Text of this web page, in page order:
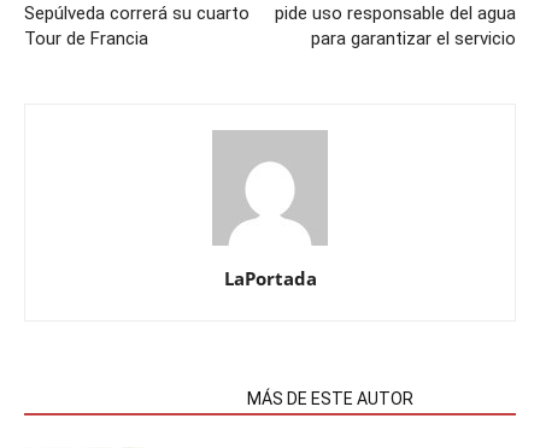
Sepúlveda correrá su cuarto
Tour de Francia
pide uso responsable del agua
para garantizar el servicio
LaPortada
MÁS DE ESTE AUTOR